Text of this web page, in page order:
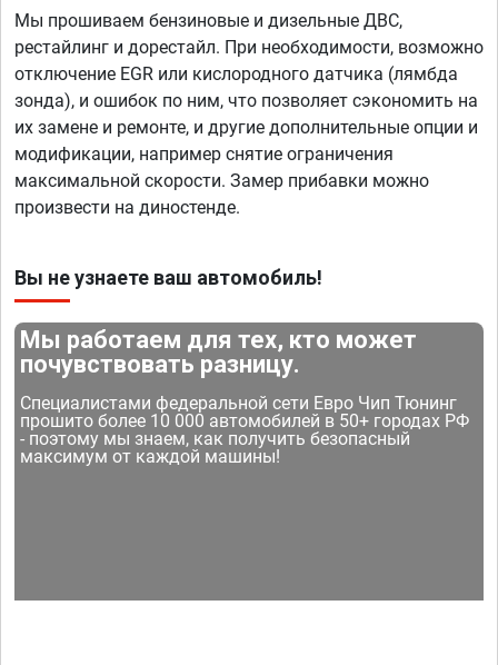
Мы прошиваем бензиновые и дизельные ДВС,
рестайлинг и дорестайл. При необходимости, возможно
отключение EGR или кислородного датчика (лямбда
зонда), и ошибок по ним, что позволяет сэкономить на
их замене и ремонте, и другие дополнительные опции и
модификации, например снятие ограничения
максимальной скорости. Замер прибавки можно
произвести на диностенде.
Вы не узнаете ваш автомобиль!
Мы работаем для тех, кто может
почувствовать разницу.
Специалистами федеральной сети Евро Чип Тюнинг
прошито более 10 000 автомобилей в 50+ городах РФ
- поэтому мы знаем, как получить безопасный
максимум от каждой машины!